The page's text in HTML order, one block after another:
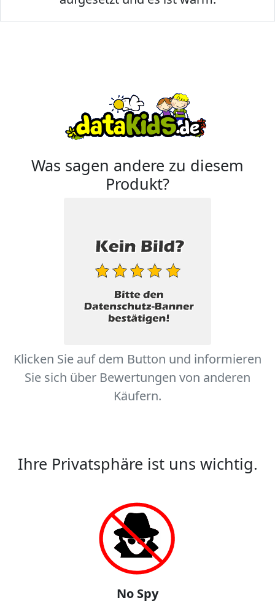
Was sagen andere zu diesem
Produkt?
Klicken Sie auf dem Button und informieren
Sie sich über Bewertungen von anderen
Käufern.
Ihre Privatsphäre ist uns wichtig.
No Spy